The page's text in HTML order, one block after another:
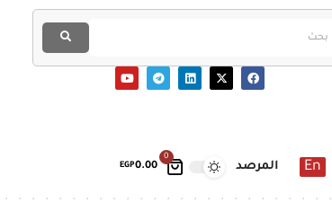
0
EGP0.00 En المرصد